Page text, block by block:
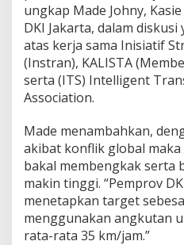
u
n
g
a
n
B
b
a
g
a
i
i
h
a
ungkap Made Johny,
DKI Jakarta, dalam
atas kerja sama Inisiatif
(Instran), KALISTA
serta (ITS) Intelligent
Association.
Made menambahkan,
akibat konflik global
bakal membengkak serta
makin tinggi. “Pemprov
menetapkan target
menggunakan angkutan
rata-rata 35 km/jam.”